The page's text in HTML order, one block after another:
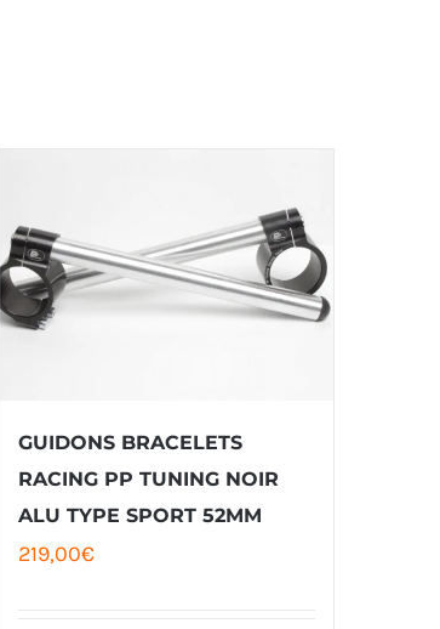
GUIDONS BRACELETS
RACING PP TUNING NOIR
ALU TYPE SPORT 52MM
219,00€